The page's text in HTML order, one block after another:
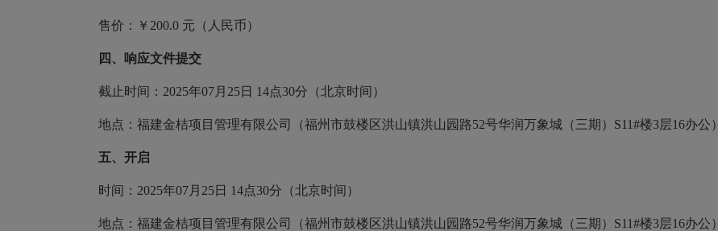
售价：￥200.0 元（人民币）
四、响应文件提交
截止时间：2025年07月25日 14点30分（北京时间）
地点：福建金桔项目管理有限公司（福州市鼓楼区洪山镇洪山园路52号华润万象城（三期）S11#楼3层16办公）
五、开启
时间：2025年07月25日 14点30分（北京时间）
地点：福建金桔项目管理有限公司（福州市鼓楼区洪山镇洪山园路52号华润万象城（三期）S11#楼3层16办公）